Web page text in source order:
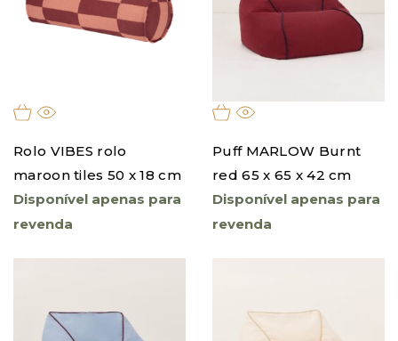
Rolo VIBES rolo
maroon tiles 50 x 18 cm
Disponível apenas para
revenda
Puff MARLOW Burnt
red 65 x 65 x 42 cm
Disponível apenas para
revenda